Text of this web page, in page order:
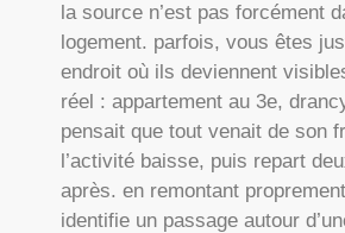
la source n’est pas forcément
logement. parfois, vous êtes
endroit où ils deviennent
réel : appartement au 3e,
pensait que tout venait de son
l’activité baisse, puis repart
après. en remontant
identifie un passage autour